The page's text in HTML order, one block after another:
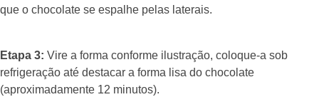
que o chocolate se espalhe pelas laterais.
Etapa 3: Vire a forma conforme ilustração, coloque-a sob
refrigeração até destacar a forma lisa do chocolate
(aproximadamente 12 minutos).